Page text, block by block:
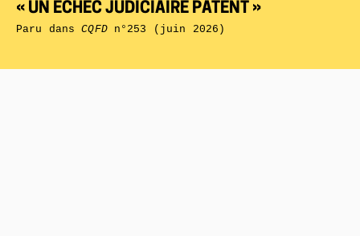
« UN ÉCHEC JUDICIAIRE PATENT »
Paru dansCQFDn°253 (juin 2026)